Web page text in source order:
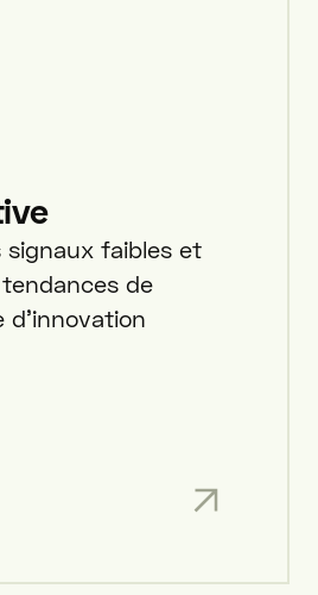
signaux faibles et
de
d'innovation